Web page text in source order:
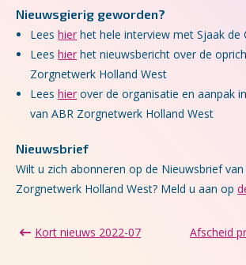
Nieuwsgierig geworden?
Leeshier het hele interview met Sjaak de
Leeshier het nieuwsbericht over de
Zorgnetwerk Holland West
Leeshier over de organisatie en aanpak
van ABR Zorgnetwerk Holland West
Nieuwsbrief
Wilt u zich abonneren op de Nieuwsbrief
Zorgnetwerk Holland West? Meld u aan op
Kort nieuws 2022-07 Afscheid